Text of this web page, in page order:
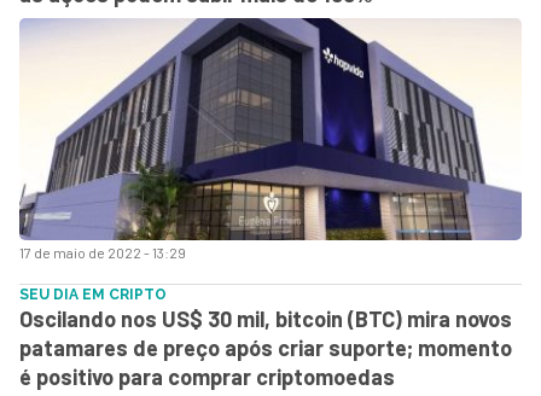
17 de maio de 2022 - 13:29
SEU DIA EM CRIPTO
Oscilando nos US$ 30 mil, bitcoin (BTC) mira novos
patamares de preço após criar suporte; momento
é positivo para comprar criptomoedas